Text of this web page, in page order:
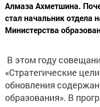
Алмаза Ахметшина.
стал начальник отдела
Министерства
В этом году
«Стратегические
обновления
образования». В